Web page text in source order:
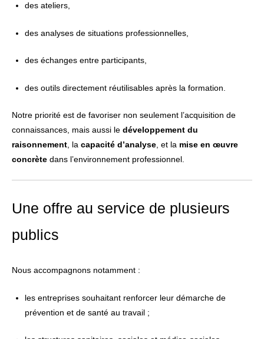
des ateliers,
des analyses de situations professionnelles,
des échanges entre participants,
des outils directement réutilisables après la formation.
Notre priorité est de favoriser non seulement l’acquisition de
connaissances, mais aussi le développement du
raisonnement, la capacité d’analyse, et la mise en œuvre
concrète dans l’environnement professionnel.
Une offre au service de plusieurs
publics
Nous accompagnons notamment :
les entreprises souhaitant renforcer leur démarche de
prévention et de santé au travail ;